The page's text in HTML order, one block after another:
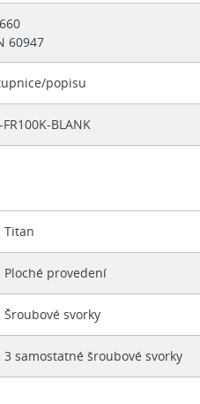
60947
popisu
BLANK
Titan
Ploché provedení
Šroubové svorky
3 samostatné šroubové svorky